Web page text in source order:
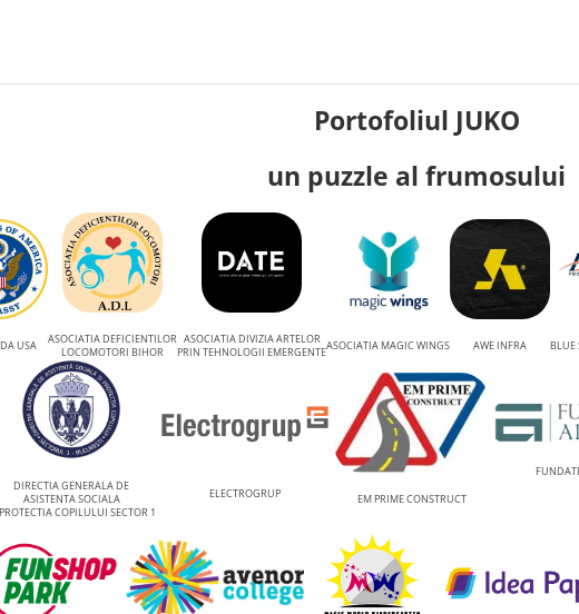
Portofoliul JUKO
un puzzle al frumosului
USA
ASOCIATIA DEFICIENTILOR
LOCOMOTORI BIHOR
ASOCIATIA DIVIZIA ARTELOR
PRIN TEHNOLOGII EMERGENTEASOCIATIA MAGIC WINGS AWE INFRA BLUE
DIRECTIA GENERALA DE
ASISTENTA SOCIALA
COPILULUI SECTOR 1
ELECTROGRUP EM PRIME CONSTRUCT